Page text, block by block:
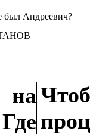
был Андреевич?